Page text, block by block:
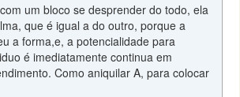
um bloco se desprender do todo, ela
que é igual a do outro, porque a
a forma,e, a potencialidade para
é imediatamente continua em
Como aniquilar A, para colocar